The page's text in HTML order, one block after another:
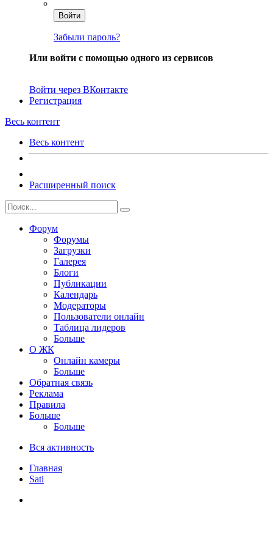
Войти
Забыли пароль?
Или войти с помощью одного из сервисов
Войти через ВКонтакте
Регистрация
Весь контент
Весь контент
Расширенный поиск
Форум
Форумы
Загрузки
Галерея
Блоги
Публикации
Календарь
Модераторы
Пользователи онлайн
Таблица лидеров
Больше
О ЖК
Онлайн камеры
Больше
Обратная связь
Реклама
Правила
Больше
Больше
Вся активность
Главная
Sati